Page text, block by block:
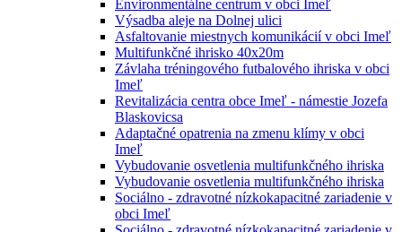
Environmentálne centrum v obci Imeľ
Výsadba aleje na Dolnej ulici
Asfaltovanie miestnych komunikácií v obci Imeľ
Multifunkčné ihrisko 40x20m
Závlaha tréningového futbalového ihriska v obci
Imeľ
Revitalizácia centra obce Imeľ - námestie Jozefa
Blaskovicsa
Adaptačné opatrenia na zmenu klímy v obci
Imeľ
Vybudovanie osvetlenia multifunkčného ihriska
Vybudovanie osvetlenia multifunkčného ihriska
Sociálno - zdravotné nízkokapacitné zariadenie v
obci Imeľ